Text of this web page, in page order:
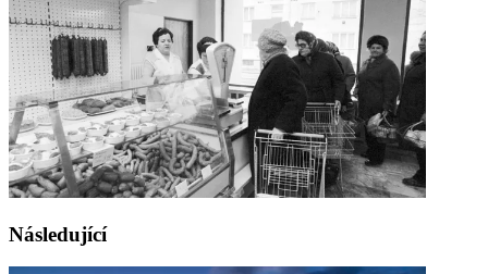
Následující